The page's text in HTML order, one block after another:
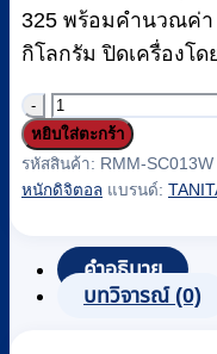
325 พร้อมคำนวณค่า
กิโลกรัม ปิดเครื่องโ
จำนวน
เครื่อง
ชั่ง
บุคคล
แบบ
หยิบใส่ตะกร้า
รหัสสินค้า: RMM-SC013W
หนักดิจิตอล แบรนด์:
คำอธิบาย
บทวิจารณ์ (0)